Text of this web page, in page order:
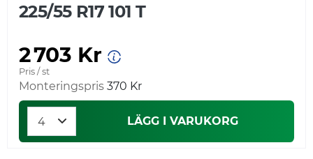
225/55 R17 101 T
2 703 Kr
Pris / st
Monteringspris 370 Kr
LÄGG I VARUKORG